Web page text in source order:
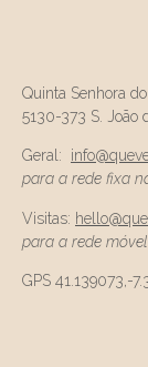
Quinta Senhora
5130-373 S. João
Geral: info@
para a rede fixa
Visitas: hello@
para a rede
GPS 41.139073,-